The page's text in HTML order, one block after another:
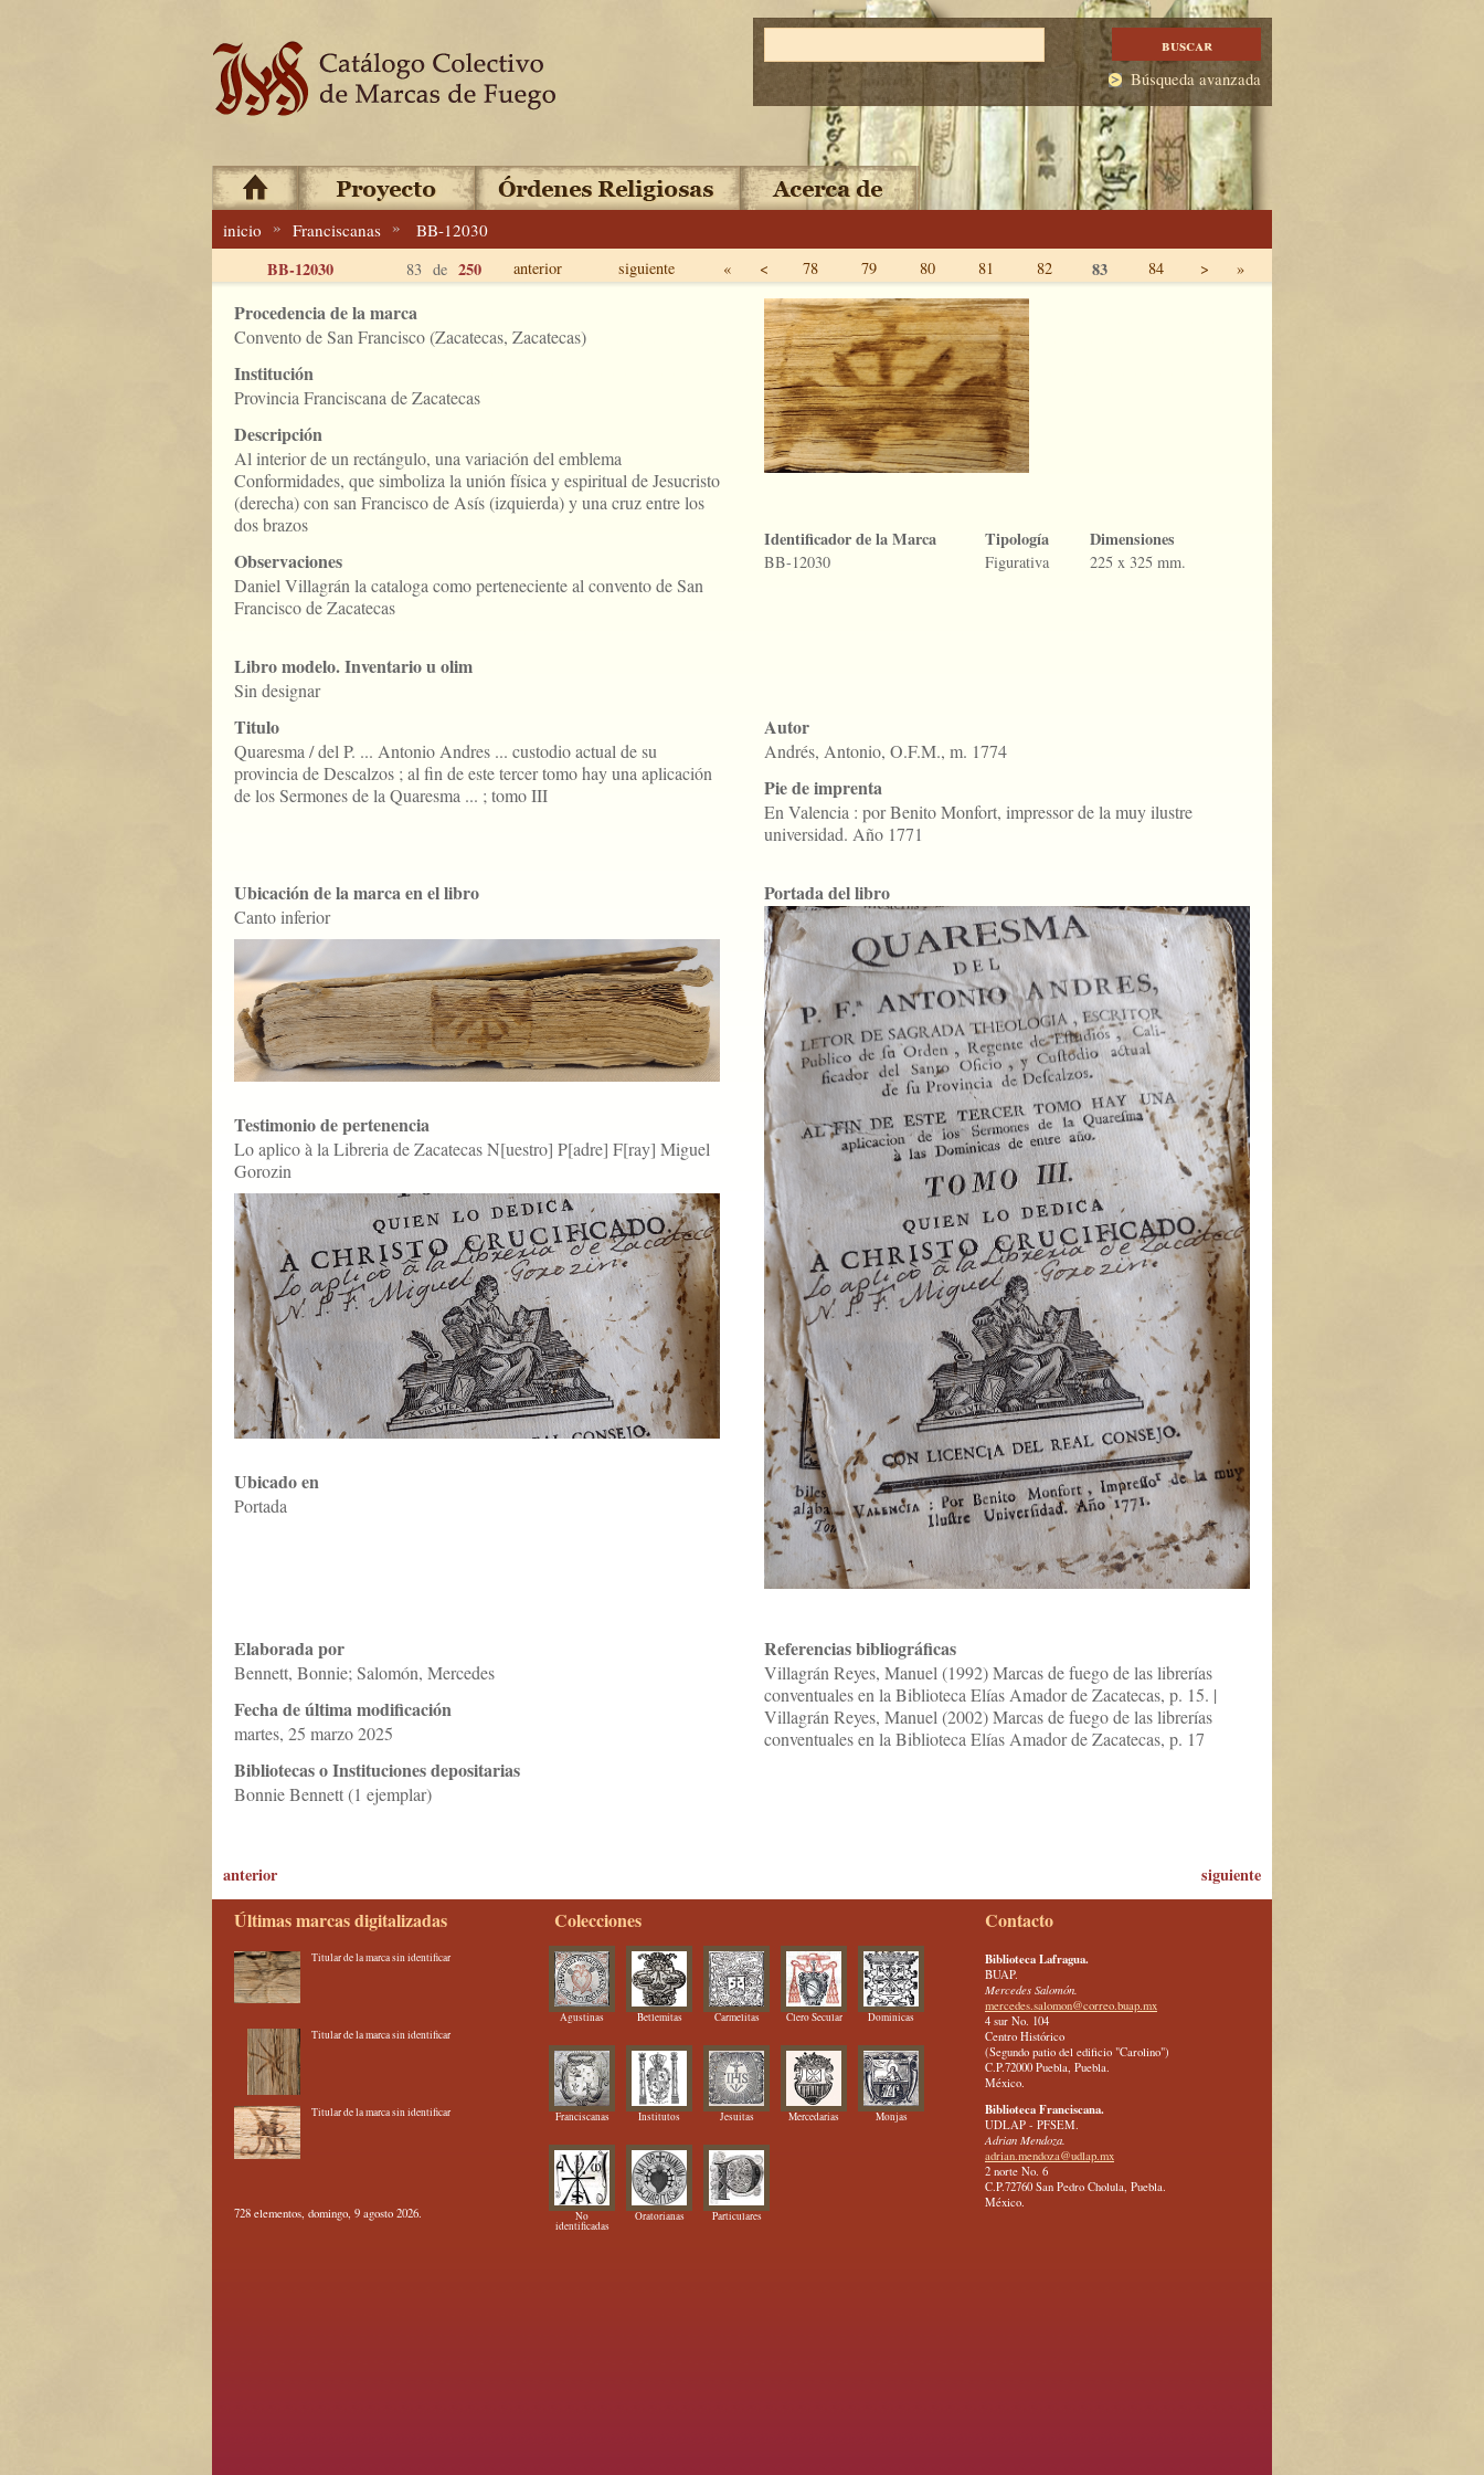
Búsqueda avanzada
inicio » Franciscanas » BB-12030
BB-12030 83 de 250 anterior siguiente « < 78 79 80 81 82 83 84 > »
Procedencia de la marca
Convento de San Francisco (Zacatecas, Zacatecas)
Institución
Provincia Franciscana de Zacatecas
Descripción
Al interior de un rectángulo, una variación del emblema
Conformidades, que simboliza la unión física y espiritual de Jesucristo
(derecha) con san Francisco de Asís (izquierda) y una cruz entre los
dos brazos
Observaciones
Daniel Villagrán la cataloga como perteneciente al convento de San
Francisco de Zacatecas
Identificador de la Marca
BB-12030
Tipología
Figurativa
Dimensiones
225 x 325 mm.
Libro modelo. Inventario u olim
Sin designar
Titulo
Quaresma / del P. ... Antonio Andres ... custodio actual de su
provincia de Descalzos ; al fin de este tercer tomo hay una aplicación
de los Sermones de la Quaresma ... ; tomo III
Autor
Andrés, Antonio, O.F.M., m. 1774
Pie de imprenta
En Valencia : por Benito Monfort, impressor de la muy ilustre
universidad. Año 1771
Ubicación de la marca en el libro
Canto inferior
Testimonio de pertenencia
Lo aplico à la Libreria de Zacatecas N[uestro] P[adre] F[ray] Miguel
Gorozin
Ubicado en
Portada
Portada del libro
Elaborada por
Bennett, Bonnie; Salomón, Mercedes
Fecha de última modificación
martes, 25 marzo 2025
Bibliotecas o Instituciones depositarias
Bonnie Bennett (1 ejemplar)
Referencias bibliográficas
Villagrán Reyes, Manuel (1992) Marcas de fuego de las librerías
conventuales en la Biblioteca Elías Amador de Zacatecas, p. 15. |
Villagrán Reyes, Manuel (2002) Marcas de fuego de las librerías
conventuales en la Biblioteca Elías Amador de Zacatecas, p. 17
anterior siguiente
Últimas marcas digitalizadas
Titular de la marca sin identificar
Titular de la marca sin identificar
Titular de la marca sin identificar
728 elementos, domingo, 9 agosto 2026.
Colecciones
Agustinas Betlemitas Carmelitas Clero Secular Dominicas
Franciscanas Institutos Jesuitas Mercedarias Monjas
No
identificadas
Oratorianas Particulares
Contacto
Biblioteca Lafragua.
BUAP.
Mercedes Salomón.
mercedes.salomon@correo.buap.mx
4 sur No. 104
Centro Histórico
(Segundo patio del edificio "Carolino")
C.P.72000 Puebla, Puebla.
México.
Biblioteca Franciscana.
UDLAP - PFSEM.
Adrian Mendoza.
adrian.mendoza@udlap.mx
2 norte No. 6
C.P.72760 San Pedro Cholula, Puebla.
México.